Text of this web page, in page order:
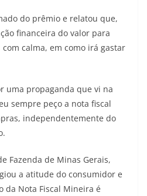
do prêmio e relatou que,
financeira do valor para
calma, em como irá gastar
uma propaganda que vi na
sempre peço a nota fiscal
independentemente do
Fazenda de Minas Gerais,
a atitude do consumidor e
da Nota Fiscal Mineira é